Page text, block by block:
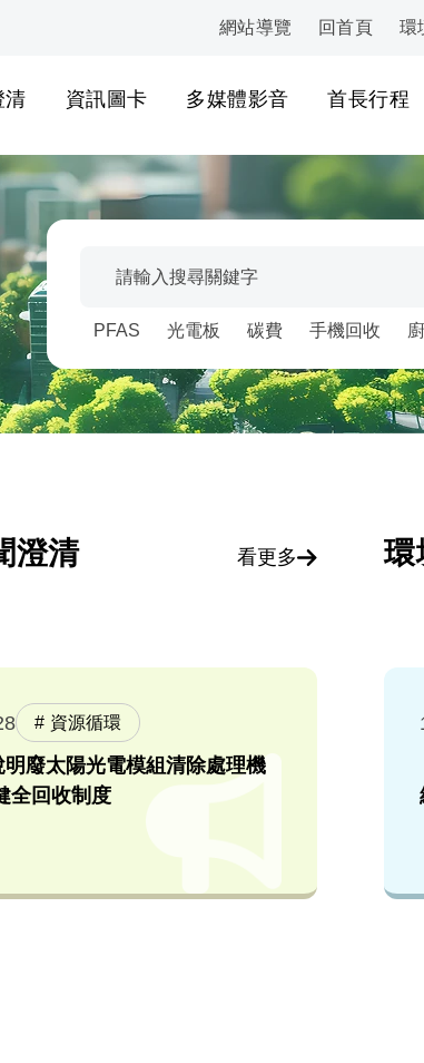
:::
網站導覽 回首頁 環
清 資訊圖卡 多媒體影音 首長行程
搜尋關鍵字
輸入關鍵字後點擊搜尋，或選擇下方智
熱門關鍵字維護
PFAS 光電板 碳費 手機回收
澄清 看更多
資源循環
明廢太陽光電模組清除處理機
全回收制度